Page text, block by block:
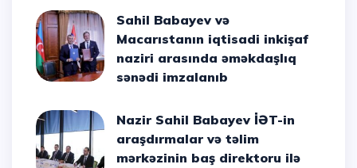
Sahil Babayev və
Macarıstanın iqtisadi inkişaf
naziri arasında əməkdaşlıq
sənədi imzalanıb
Nazir Sahil Babayev İƏT-in
araşdırmalar və təlim
mərkəzinin baş direktoru ilə